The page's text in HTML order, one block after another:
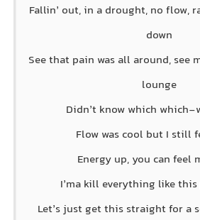
Fallin’ out, in a drought, no flow,
down
See that pain was all around, see
lounge
Didn’t know which
Flow was cool but I still
Energy up, you can feel
I’ma kill everything like
Let’s just get this straight for a